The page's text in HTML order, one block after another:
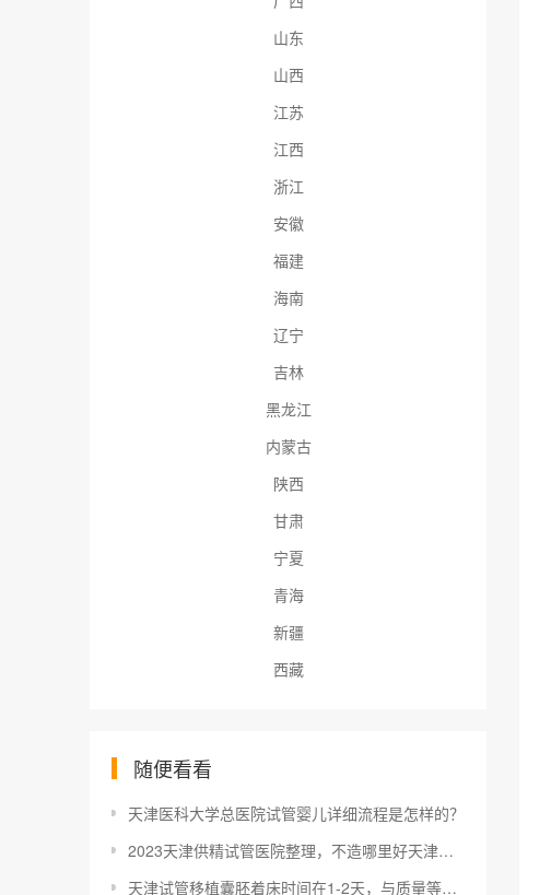
山东
山西
江苏
江西
浙江
安徽
福建
海南
辽宁
吉林
黑龙江
内蒙古
陕西
甘肃
宁夏
青海
新疆
西藏
随便看看
天津医科大学总医院试管婴儿详细流程是怎样的？
2023天津供精试管医院整理，不造哪里好天津中心妇产了解下
天津试管移植囊胚着床时间在1-2天，与质量等级是否有关快来瞧